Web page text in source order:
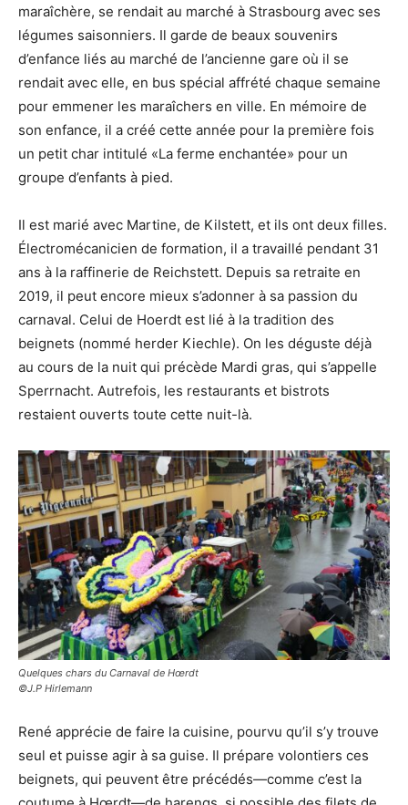
maraîchère, se rendait au marché à Strasbourg avec ses
légumes saisonniers. Il garde de beaux souvenirs
d’enfance liés au marché de l’ancienne gare où il se
rendait avec elle, en bus spécial affrété chaque semaine
pour emmener les maraîchers en ville. En mémoire de
son enfance, il a créé cette année pour la première fois
un petit char intitulé «La ferme enchantée» pour un
groupe d’enfants à pied.
Il est marié avec Martine, de Kilstett, et ils ont deux filles.
Électromécanicien de formation, il a travaillé pendant 31
ans à la raffinerie de Reichstett. Depuis sa retraite en
2019, il peut encore mieux s’adonner à sa passion du
carnaval. Celui de Hoerdt est lié à la tradition des
beignets (nommé herder Kiechle). On les déguste déjà
au cours de la nuit qui précède Mardi gras, qui s’appelle
Sperrnacht. Autrefois, les restaurants et bistrots
restaient ouverts toute cette nuit-là.
Quelques chars du Carnaval de Hœrdt
©J.P Hirlemann
René apprécie de faire la cuisine, pourvu qu’il s’y trouve
seul et puisse agir à sa guise. Il prépare volontiers ces
beignets, qui peuvent être précédés—comme c’est la